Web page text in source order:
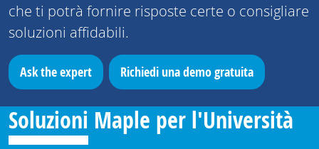
che ti potrà fornire risposte certe o consigliare
soluzioni affidabili.
Ask the expert Richiedi una demo gratuita
Soluzioni Maple per l'Università